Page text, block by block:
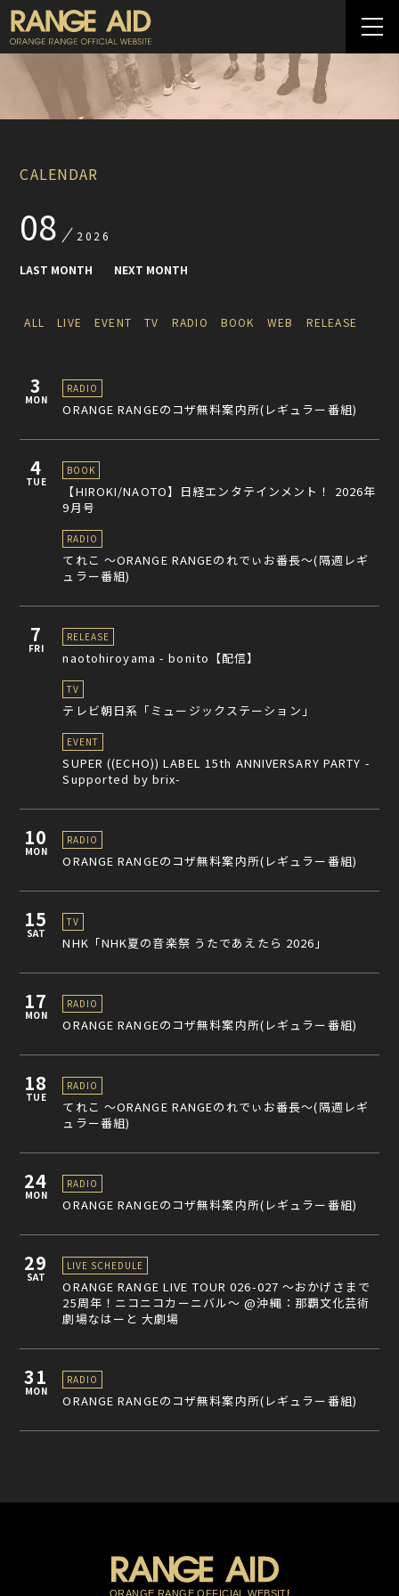
CALENDAR
08 2026
LAST MONTH NEXT MONTH
ALL LIVE EVENT TV RADIO BOOK WEB RELEASE
3
MON
RADIO
ORANGE RANGEのコザ無料案内所(レギュラー番組)
4
TUE
BOOK
【HIROKI/NAOTO】日経エンタテインメント！ 2026年
9月号
RADIO
てれこ 〜ORANGE RANGEのれでぃお番長〜(隔週レギ
ュラー番組)
7
FRI
RELEASE
naotohiroyama - bonito【配信】
TV
テレビ朝日系「ミュージックステーション」
EVENT
SUPER ((ECHO)) LABEL 15th ANNIVERSARY PARTY -
Supported by brix-
10
MON
RADIO
ORANGE RANGEのコザ無料案内所(レギュラー番組)
15
SAT
TV
NHK「NHK夏の音楽祭 うたであえたら 2026」
17
MON
RADIO
ORANGE RANGEのコザ無料案内所(レギュラー番組)
18
TUE
RADIO
てれこ 〜ORANGE RANGEのれでぃお番長〜(隔週レギ
ュラー番組)
24
MON
RADIO
ORANGE RANGEのコザ無料案内所(レギュラー番組)
29
SAT
LIVE SCHEDULE
ORANGE RANGE LIVE TOUR 026-027 〜おかげさまで
25周年！ニコニコカーニバル〜 @沖縄：那覇文化芸術
劇場なはーと 大劇場
31
MON
RADIO
ORANGE RANGEのコザ無料案内所(レギュラー番組)